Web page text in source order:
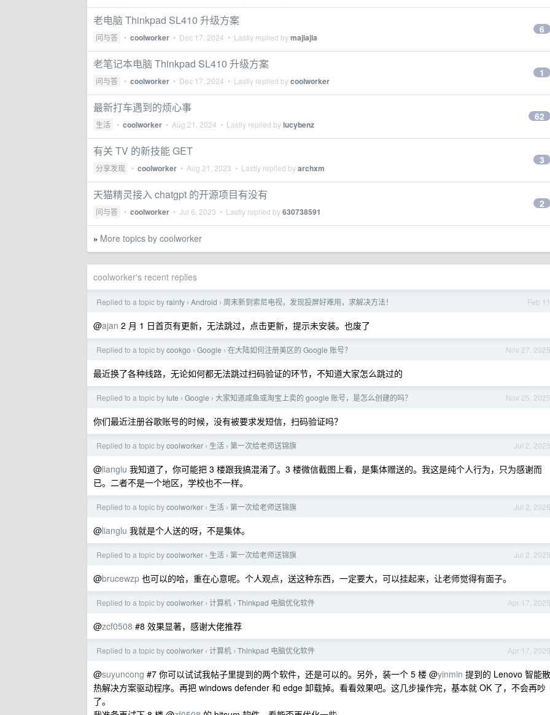
老电脑 Thinkpad SL410 升级方案
问与答 • coolworker • Dec 17, 2024 • Lastly replied bymajiajia
6
老笔记本电脑 Thinkpad SL410 升级方案
问与答 • coolworker • Dec 17, 2024 • Lastly replied bycoolworker
1
最新打车遇到的烦心事
生活 • coolworker • Aug 21, 2024 • Lastly replied bylucybenz
62
有关 TV 的新技能 GET
分享发现 • coolworker • Aug 21, 2023 • Lastly replied byarchxm
3
天猫精灵接入 chatgpt 的开源项目有没有
问与答 • coolworker • Jul 6, 2023 • Lastly replied by630738591
2
» More topics by coolworker
coolworker's recent replies
Feb 11
Replied to a topic by rainfy › Android › 周末新到索尼电视，发现投屏好难用，求解决方法！
@ajan 2 月 1 日首页有更新，无法跳过，点击更新，提示未安装。也废了
Nov 27, 2025
Replied to a topic bycookgo › Google › 在大陆如何注册美区的 Google 账号？
最近换了各种线路，无论如何都无法跳过扫码验证的环节，不知道大家怎么跳过的
Nov 25, 2025
Replied to a topic by lute › Google › 大家知道咸鱼或淘宝上卖的 google 账号，是怎么创建的吗？
你们最近注册谷歌账号的时候，没有被要求发短信，扫码验证吗？
Jul 2, 2025
Replied to a topic bycoolworker › 生活 › 第一次给老师送锦旗
@lianglu 我知道了，你可能把 3 楼跟我搞混淆了。3 楼微信截图上看，是集体赠送的。我这是纯个人行为，只为感谢而
已。二者不是一个地区，学校也不一样。
Jul 2, 2025
Replied to a topic bycoolworker › 生活 › 第一次给老师送锦旗
@lianglu 我就是个人送的呀，不是集体。
Jul 2, 2025
Replied to a topic bycoolworker › 生活 › 第一次给老师送锦旗
@brucewzp 也可以的哈，重在心意呢。个人观点，送这种东西，一定要大，可以挂起来，让老师觉得有面子。
Apr 17, 2025
Replied to a topic bycoolworker › 计算机 › Thinkpad 电脑优化软件
@zcf0508 #8 效果显著，感谢大佬推荐
Apr 17, 2025
Replied to a topic bycoolworker › 计算机 › Thinkpad 电脑优化软件
@suyuncong #7 你可以试试我帖子里提到的两个软件，还是可以的。另外，装一个 5 楼 @yinmin 提到的 Lenovo 智能散
热解决方案驱动程序。再把 windows defender 和 edge 卸载掉。看看效果吧。这几步操作完，基本就 OK 了，不会再吵
了。